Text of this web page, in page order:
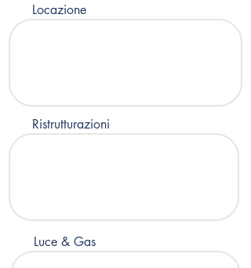
Locazione
Ristrutturazioni
Luce & Gas